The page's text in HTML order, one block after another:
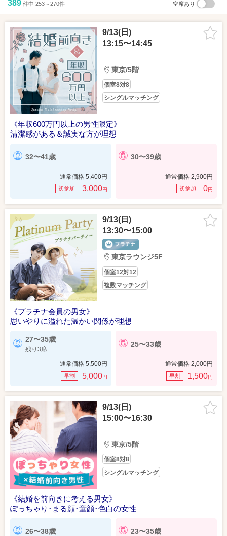
389 件中 253～270件 空席あり
9/13(日)
13:15〜14:45
東京/5階
個室8対8
シングルマッチング
《年収600万円以上の男性限定》
清潔感がある＆誠実な方が理想
32〜41歳
通常価格 5,400円
初参加 3,000円
30〜39歳
通常価格 2,900円
初参加 0円
9/13(日)
13:30〜15:00
東京ラウンジ5F
個室12対12
複数マッチング
《プラチナ会員の男女》
思いやりに溢れた温かい関係が理想
27〜35歳
残り3席
通常価格 5,500円
早割 5,000円
25〜33歳
通常価格 2,000円
早割 1,500円
9/13(日)
15:00〜16:30
東京/5階
個室8対8
シングルマッチング
《結婚を前向きに考える男女》
ぽっちゃり･まる顔･童顔･色白の女性
26〜38歳 23〜35歳